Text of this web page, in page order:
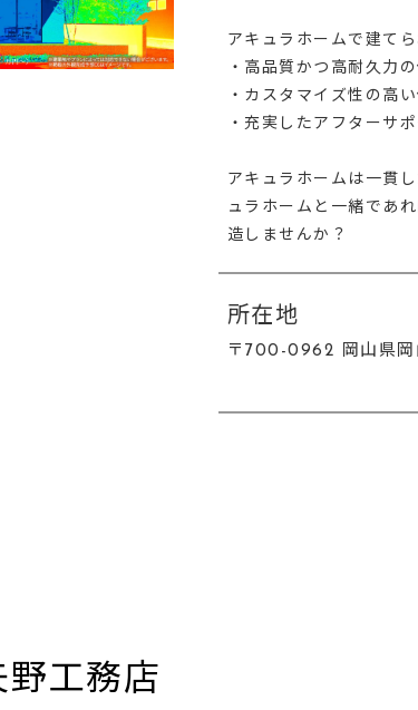
アキュラホームで建て
・高品質かつ高耐久力
・カスタマイズ性の高
・充実したアフターサ
アキュラホームは一貫
ュラホームと一緒であ
造しませんか？
所在地
〒700-0962 岡山県岡
工務店